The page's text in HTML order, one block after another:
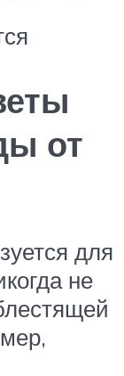
от
для
не